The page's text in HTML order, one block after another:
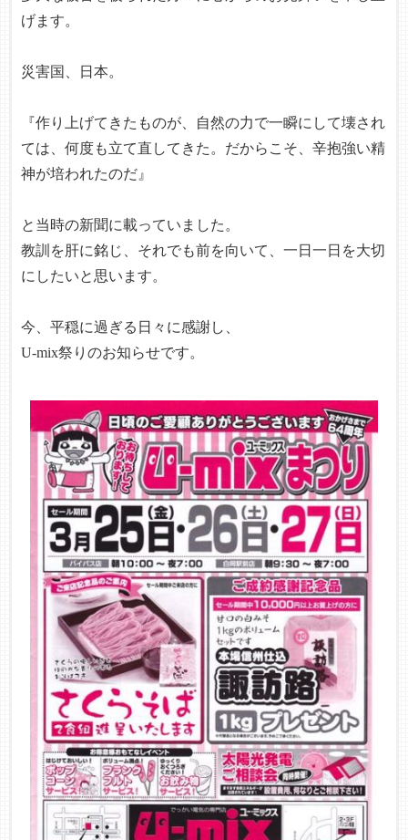
げます。
災害国、日本。
『作り上げてきたものが、自然の力で一瞬にして壊され
ては、何度も立て直してきた。だからこそ、辛抱強い精
神が培われたのだ』
と当時の新聞に載っていました。
教訓を肝に銘じ、それでも前を向いて、一日一日を大切
にしたいと思います。
今、平穏に過ぎる日々に感謝し、
U-mix祭りのお知らせです。